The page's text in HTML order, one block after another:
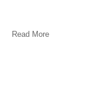
Read More